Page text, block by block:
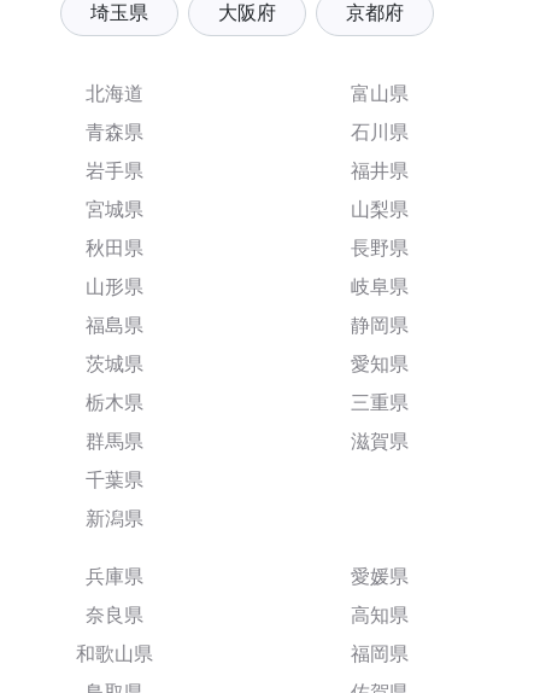
埼玉県 大阪府 京都府
北海道
青森県
岩手県
宮城県
秋田県
山形県
福島県
茨城県
栃木県
群馬県
千葉県
新潟県
富山県
石川県
福井県
山梨県
長野県
岐阜県
静岡県
愛知県
三重県
滋賀県
兵庫県
奈良県
和歌山県
愛媛県
高知県
福岡県